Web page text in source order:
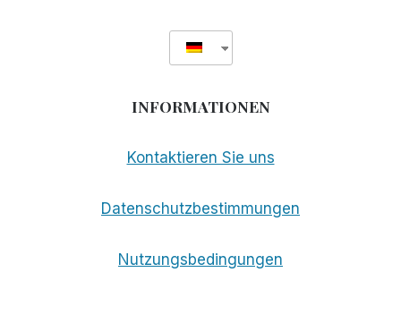
DIENT,
SIE
INFORMATIONEN
Kontaktieren Sie uns
Datenschutzbestimmungen
Nutzungsbedingungen